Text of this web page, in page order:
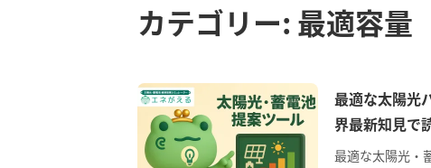
カテゴリー: 最適容量
最適な太陽光
界最新知見で
最適な太陽光・